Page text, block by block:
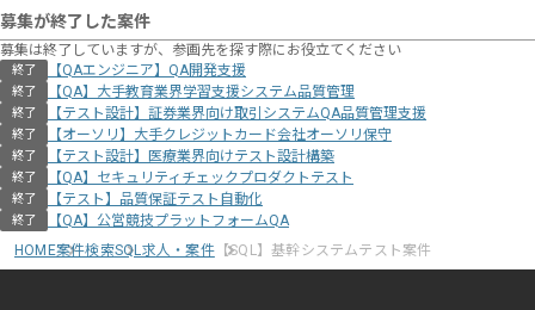
募集が終了した案件
募集は終了していますが、参画先を探す際にお役立てください
終了 【QAエンジニア】QA開発支援
終了 【QA】大手教育業界学習支援システム品質管理
終了 【テスト設計】証券業界向け取引システムQA品質管理支援
終了 【オーソリ】大手クレジットカード会社オーソリ保守
終了 【テスト設計】医療業界向けテスト設計構築
終了 【QA】セキュリティチェックプロダクトテスト
終了 【テスト】品質保証テスト自動化
終了
【QA】公営競技プラットフォームQA
HOME案件検索SQL求人・案件【SQL】基幹システムテスト案件